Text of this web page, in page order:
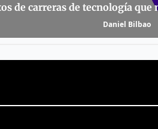
de carreras de tecnología
Daniel Bilbao